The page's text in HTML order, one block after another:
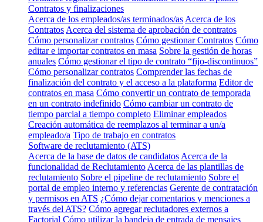
Contratos y finalizaciones
Acerca de los empleados/as terminados/as Acerca de los
Contratos Acerca del sistema de aprobación de contratos
Cómo personalizar contratos Cómo gestionar Contratos Cómo
editar e importar contratos en masa Sobre la gestión de horas
anuales Cómo gestionar el tipo de contrato “fijo-discontinuos”
Cómo personalizar contratos Comprender las fechas de
finalización del contrato y el acceso a la plataforma Editor de
contratos en masa Cómo convertir un contrato de temporada
en un contrato indefinido Cómo cambiar un contrato de
tiempo parcial a tiempo completo Eliminar empleados
Creación automática de reemplazos al terminar a un/a
empleado/a Tipo de trabajo en contratos
Software de reclutamiento (ATS)
Acerca de la base de datos de candidatos Acerca de la
funcionalidad de Reclutamiento Acerca de las plantillas de
reclutamiento Sobre el pipeline de reclutamiento Sobre el
portal de empleo interno y referencias Gerente de contratación
y permisos en ATS ¿Cómo dejar comentarios y menciones a
través del ATS? Cómo agregar reclutadores externos a
Factorial Cómo utilizar la bandeja de entrada de mensajes